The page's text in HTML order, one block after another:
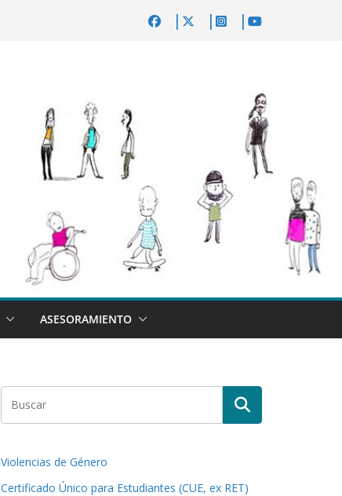
ASESORAMIENTO
Violencias de Género
Certificado Único para Estudiantes (CUE, ex RET)